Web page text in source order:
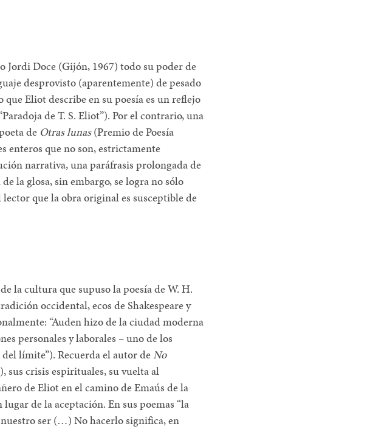
Doce (Gijón, 1967) todo su poder de
desprovisto (aparentemente) de pesado
Eliot describe en su poesía es un reflejo
de T. S. Eliot”). Por el contrario, una
de Otras lunas(Premio de Poesía
enteros que no son, estrictamente
narrativa, una paráfrasis prolongada de
la glosa, sin embargo, se logra no sólo
que la obra original es susceptible de
la cultura que supuso la poesía de W. H.
occidental, ecos de Shakespeare y
“Auden hizo de la ciudad moderna
personales y laborales – uno de los
del límite”). Recuerda el autor deNo
sus crisis espirituales, su vuelta al
de Eliot en el camino de Emaús de la
de la aceptación. En sus poemas “la
nuestro ser (…) No hacerlo significa, en